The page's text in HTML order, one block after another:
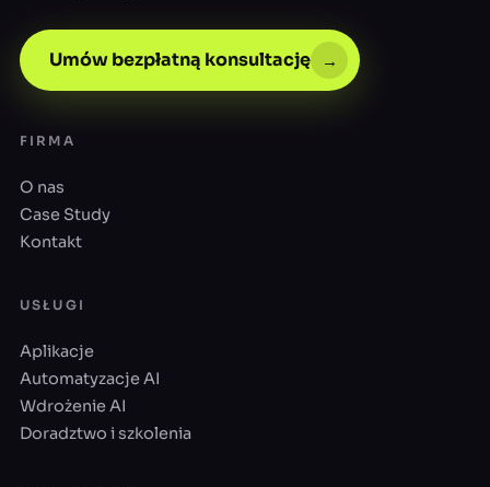
Umów bezpłatną konsultację →
FIRMA
O nas
Case Study
Kontakt
USŁUGI
Aplikacje
Automatyzacje AI
Wdrożenie AI
Doradztwo i szkolenia